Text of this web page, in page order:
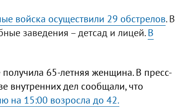
войска осуществили 29 обстрелов. В
заведения – детсад и лицей.В
65-летняя женщина. В пресс-
внутренних дел сообщали, что
на 15:00 возросла до 42.